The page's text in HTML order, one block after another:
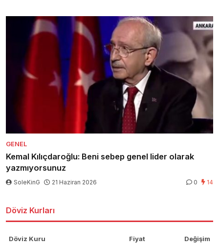
GENEL
Kemal Kılıçdaroğlu: Beni sebep genel lider olarak
yazmıyorsunuz
SoleKinG 21 Haziran 2026 0 14
Döviz Kurları
Döviz Kuru Fiyat Değişim